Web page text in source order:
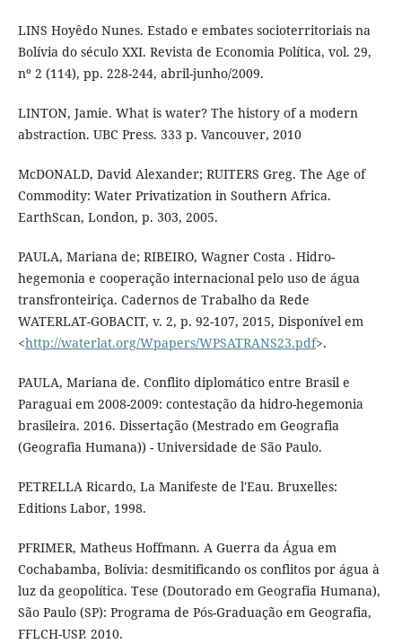
LINS Hoyêdo Nunes. Estado e embates socioterritoriais na
Bolívia do século XXI. Revista de Economia Política, vol. 29,
nº 2 (114), pp. 228-244, abril-junho/2009.
LINTON, Jamie. What is water? The history of a modern
abstraction. UBC Press. 333 p. Vancouver, 2010
McDONALD, David Alexander; RUITERS Greg. The Age of
Commodity: Water Privatization in Southern Africa.
EarthScan, London, p. 303, 2005.
PAULA, Mariana de; RIBEIRO, Wagner Costa . Hidro-
hegemonia e cooperação internacional pelo uso de água
transfronteiriça. Cadernos de Trabalho da Rede
WATERLAT-GOBACIT, v. 2, p. 92-107, 2015, Disponível em
<http://waterlat.org/Wpapers/WPSATRANS23.pdf>.
PAULA, Mariana de. Conflito diplomático entre Brasil e
Paraguai em 2008-2009: contestação da hidro-hegemonia
brasileira. 2016. Dissertação (Mestrado em Geografia
(Geografia Humana)) - Universidade de São Paulo.
PETRELLA Ricardo, La Manifeste de l'Eau. Bruxelles:
Editions Labor, 1998.
PFRIMER, Matheus Hoffmann. A Guerra da Água em
Cochabamba, Bolívia: desmitificando os conflitos por água à
luz da geopolítica. Tese (Doutorado em Geografia Humana),
São Paulo (SP): Programa de Pós-Graduação em Geografia,
FFLCH-USP. 2010.